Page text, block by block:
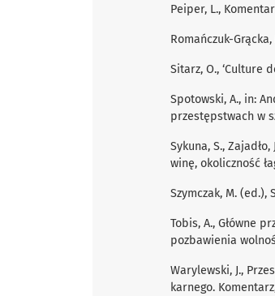
Peiper, L.,
Romańczuk-
Sitarz, O., ‘Culture
Spotowski, A., in:
przestępstwach w
Sykuna, S.,
winę, okoliczność
Szymczak, M. (ed.),
Tobis, A., Główne
pozbawienia
Warylewski, J.,
karnego.